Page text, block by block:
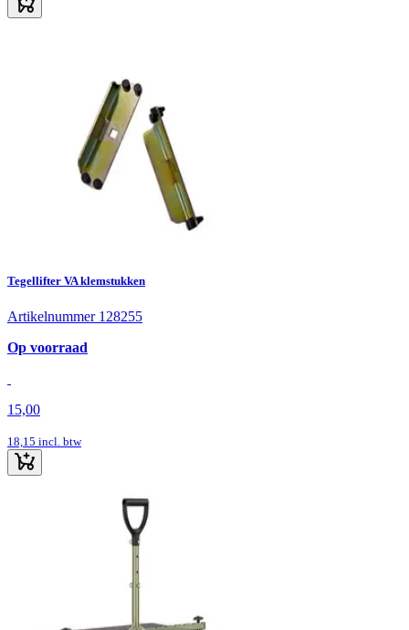
Tegellifter VA klemstukken
Artikelnummer 128255
Op voorraad
15,00
18,15 incl. btw